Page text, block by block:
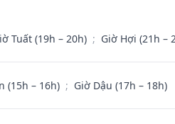
Tuất (19h – 20h) ; Giờ Hợi (21h –
(15h – 16h) ; Giờ Dậu (17h – 18h)